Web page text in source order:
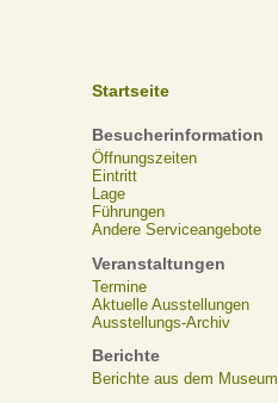
Startseite
Besucherinformation
Öffnungszeiten
Eintritt
Lage
Führungen
Andere Serviceangebote
Veranstaltungen
Termine
Aktuelle Ausstellungen
Ausstellungs-Archiv
Berichte
Berichte aus dem Museum